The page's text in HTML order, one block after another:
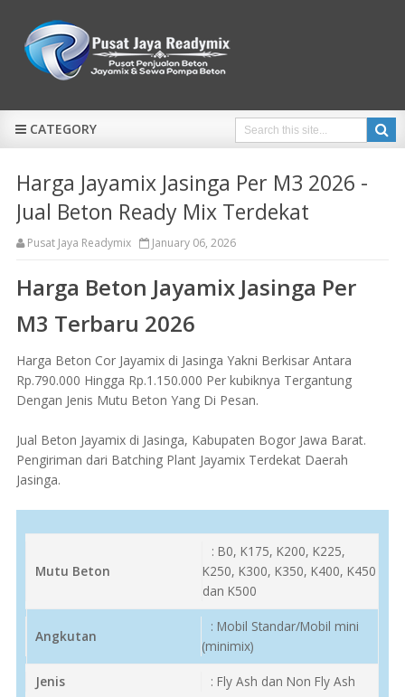
CATEGORY
Harga Jayamix Jasinga Per M3 2026 -
Jual Beton Ready Mix Terdekat
Pusat Jaya Readymix January 06, 2026
Harga Beton Jayamix Jasinga Per
M3 Terbaru 2026
Harga Beton Cor Jayamix di Jasinga Yakni Berkisar Antara
Rp.790.000 Hingga Rp.1.150.000 Per kubiknya Tergantung
Dengan Jenis Mutu Beton Yang Di Pesan.
Jual Beton Jayamix di Jasinga, Kabupaten Bogor Jawa Barat.
Pengiriman dari Batching Plant Jayamix Terdekat Daerah
Jasinga.
Mutu Beton
: B0, K175, K200, K225,
K250, K300, K350, K400, K450
dan K500
Angkutan
: Mobil Standar/Mobil mini
(minimix)
Jenis : Fly Ash dan Non Fly Ash